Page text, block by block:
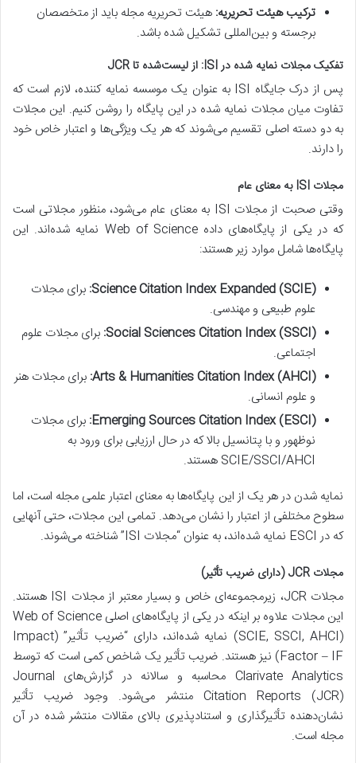
ترکیب هیئت تحریریه: هیئت تحریریه مجله باید از متخصصان
برجسته و بین‌المللی تشکیل شده باشد.
تفکیک مجلات نمایه شده در ISI: از لیست‌شده تا JCR
پس از درک جایگاه ISI به عنوان یک موسسه نمایه کننده، لازم است که
تفاوت میان مجلات نمایه شده در این پایگاه را روشن کنیم. این مجلات
به دو دسته اصلی تقسیم می‌شوند که هر یک ویژگی‌ها و اعتبار خاص خود
را دارند.
مجلات ISI به معنای عام
وقتی صحبت از مجلات ISI به معنای عام می‌شود، منظور مجلاتی است
که در یکی از پایگاه‌های داده Web of Science نمایه شده‌اند. این
پایگاه‌ها شامل موارد زیر هستند:
Science Citation Index Expanded (SCIE): برای مجلات
علوم طبیعی و مهندسی.
Social Sciences Citation Index (SSCI): برای مجلات علوم
اجتماعی.
Arts & Humanities Citation Index (AHCI): برای مجلات هنر
و علوم انسانی.
Emerging Sources Citation Index (ESCI): برای مجلات
نوظهور و با پتانسیل بالا که در حال ارزیابی برای ورود به
SCIE/SSCI/AHCI هستند.
نمایه شدن در هر یک از این پایگاه‌ها به معنای اعتبار علمی مجله است، اما
سطوح مختلفی از اعتبار را نشان می‌دهد. تمامی این مجلات، حتی آنهایی
که در ESCI نمایه شده‌اند، به عنوان “مجلات ISI” شناخته می‌شوند.
مجلات JCR (دارای ضریب تأثیر)
مجلات JCR، زیرمجموعه‌ای خاص و بسیار معتبر از مجلات ISI هستند.
این مجلات علاوه بر اینکه در یکی از پایگاه‌های اصلی Web of Science
(SCIE, SSCI, AHCI) نمایه شده‌اند، دارای “ضریب تأثیر” (Impact
Factor – IF) نیز هستند. ضریب تأثیر یک شاخص کمی است که توسط
Clarivate Analytics محاسبه و سالانه در گزارش‌های Journal
Citation Reports (JCR) منتشر می‌شود. وجود ضریب تأثیر
نشان‌دهنده تأثیرگذاری و استنادپذیری بالای مقالات منتشر شده در آن
مجله است.